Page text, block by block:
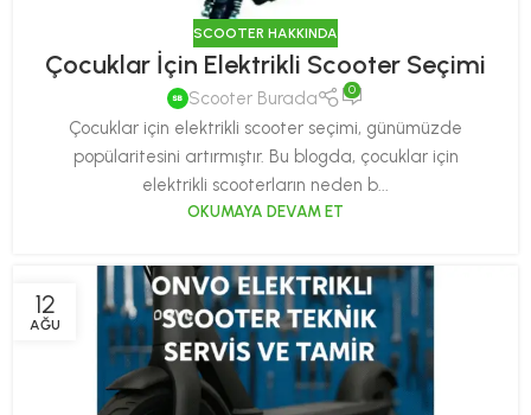
SCOOTER HAKKINDA
Çocuklar İçin Elektrikli Scooter Seçimi
Scooter Burada 0
Çocuklar için elektrikli scooter seçimi, günümüzde
popülaritesini artırmıştır. Bu blogda, çocuklar için
elektrikli scooterların neden b...
OKUMAYA DEVAM ET
12
AĞU